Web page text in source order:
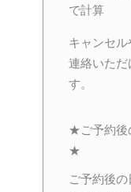
で計算
キャンセ
連絡いただ
す。
★ご予約後
★
ご予約後の